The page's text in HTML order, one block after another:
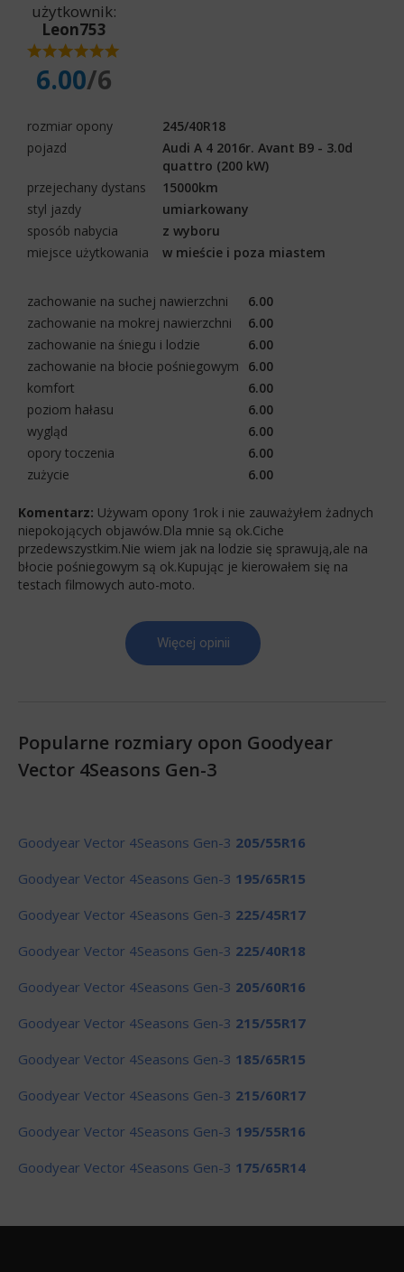
użytkownik:
Leon753
6.00/6
rozmiar opony
245/40R18
pojazd
Audi A 4 2016r. Avant B9 - 3.0d
quattro (200 kW)
przejechany dystans
15000km
styl jazdy
umiarkowany
sposób nabycia
z wyboru
miejsce użytkowania
w mieście i poza miastem
zachowanie na suchej nawierzchni
6.00
zachowanie na mokrej nawierzchni
6.00
zachowanie na śniegu i lodzie
6.00
zachowanie na błocie pośniegowym
6.00
komfort
6.00
poziom hałasu
6.00
wygląd
6.00
opory toczenia
6.00
zużycie
6.00
Komentarz: Używam opony 1rok i nie zauważyłem żadnych
niepokojących objawów.Dla mnie są ok.Ciche
przedewszystkim.Nie wiem jak na lodzie się sprawują,ale na
błocie pośniegowym są ok.Kupując je kierowałem się na
testach filmowych auto-moto.
Więcej opinii
Popularne rozmiary opon Goodyear
Vector 4Seasons Gen-3
Goodyear Vector 4Seasons Gen-3 205/55R16
Goodyear Vector 4Seasons Gen-3 195/65R15
Goodyear Vector 4Seasons Gen-3 225/45R17
Goodyear Vector 4Seasons Gen-3 225/40R18
Goodyear Vector 4Seasons Gen-3 205/60R16
Goodyear Vector 4Seasons Gen-3 215/55R17
Goodyear Vector 4Seasons Gen-3 185/65R15
Goodyear Vector 4Seasons Gen-3 215/60R17
Goodyear Vector 4Seasons Gen-3 195/55R16
Goodyear Vector 4Seasons Gen-3 175/65R14